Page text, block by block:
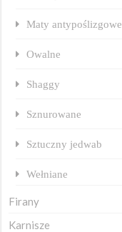
Maty antypoślizgowe
Owalne
Shaggy
Sznurowane
Sztuczny jedwab
Wełniane
Firany
Karnisze